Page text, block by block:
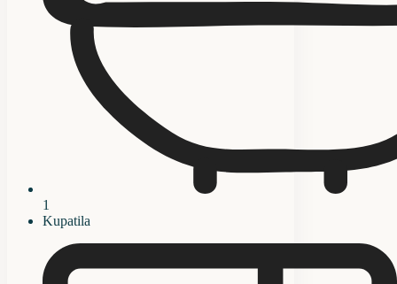
1
Kupatila